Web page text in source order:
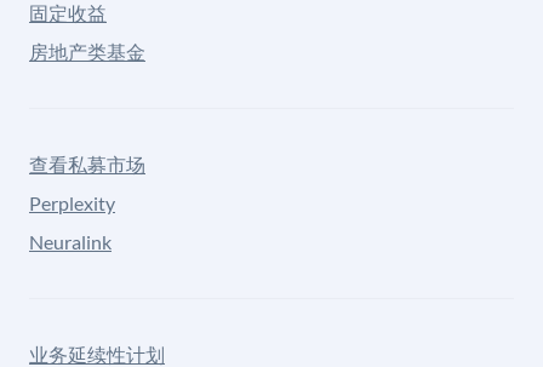
固定收益
房地产类基金
查看私募市场
Perplexity
Neuralink
业务延续性计划